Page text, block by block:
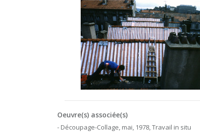
Oeuvre(s) associée(s)
- Découpage-Collage, mai, 1978, Travail in situ